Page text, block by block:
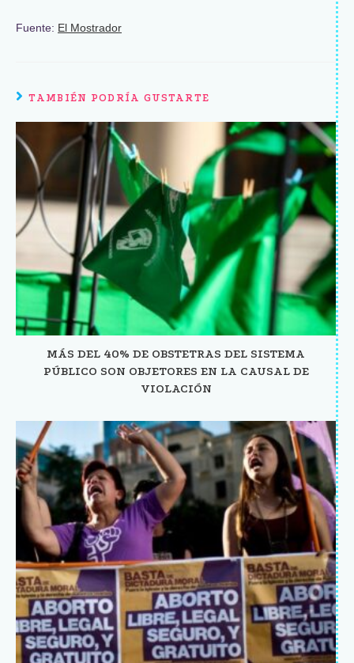
Fuente: El Mostrador
TAMBIÉN PODRÍA GUSTARTE
MÁS DEL 40% DE OBSTETRAS DEL SISTEMA
PÚBLICO SON OBJETORES EN LA CAUSAL DE
VIOLACIÓN